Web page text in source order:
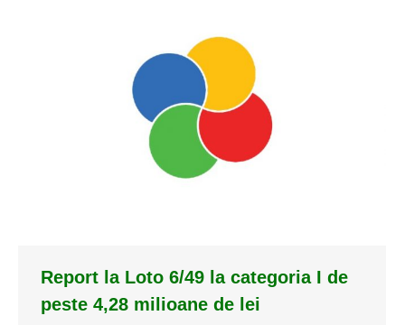
Report la Loto 6/49 la categoria I de
peste 4,28 milioane de lei